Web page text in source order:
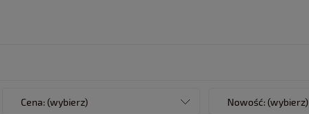
Cena: (wybierz) Nowość: (wybierz)